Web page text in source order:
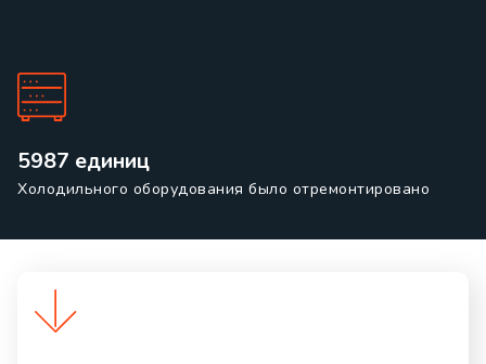
5987 единиц
Холодильного оборудования было отремонтировано